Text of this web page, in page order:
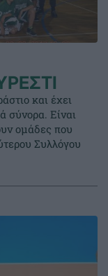
και έχει
σύνορα. Είναι
ομάδες που
Συλλόγου